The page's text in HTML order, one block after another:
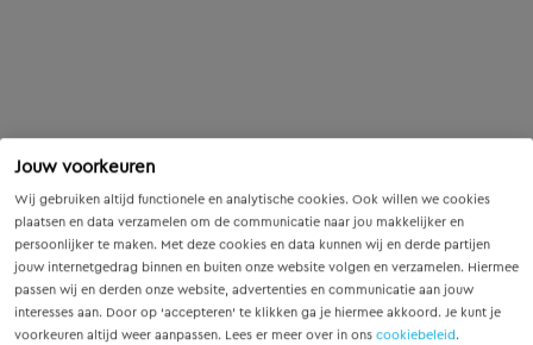
Jouw voorkeuren
Wij gebruiken altijd functionele en analytische cookies. Ook willen we cookies
plaatsen en data verzamelen om de communicatie naar jou makkelijker en
persoonlijker te maken. Met deze cookies en data kunnen wij en derde partijen
jouw internetgedrag binnen en buiten onze website volgen en verzamelen. Hiermee
passen wij en derden onze website, advertenties en communicatie aan jouw
interesses aan. Door op ‘accepteren’ te klikken ga je hiermee akkoord. Je kunt je
voorkeuren altijd weer aanpassen. Lees er meer over in ons cookiebeleid.